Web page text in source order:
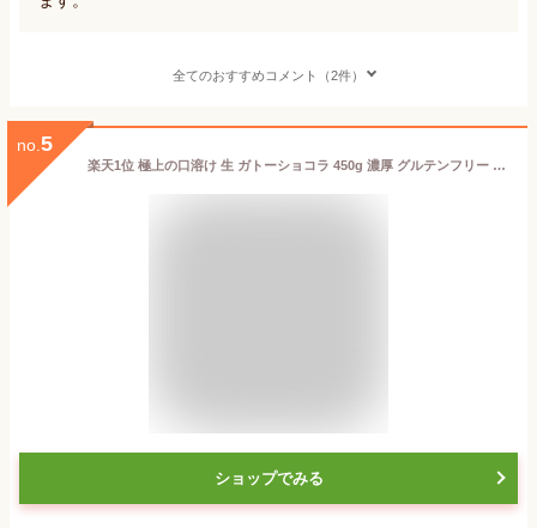
全てのおすすめコメント（2件）
no. 5
楽天1位 極上の口溶け 生 ガトーショコラ 450g 濃厚 グルテンフリー 高級 人気 ショコラ テリーヌ 敬老の日 夏ギフト お中元 生チョコ チョコレート ケーキ スイーツ ザッハトルテ フォンダンショコラ 誕生日 プレゼント
ショップでみる